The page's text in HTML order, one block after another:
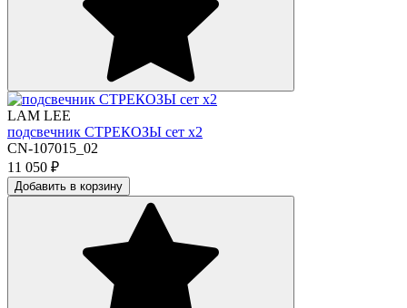
LAM LEE
подсвечник СТРЕКОЗЫ сет х2
CN-107015_02
11 050 ₽
Добавить в корзину